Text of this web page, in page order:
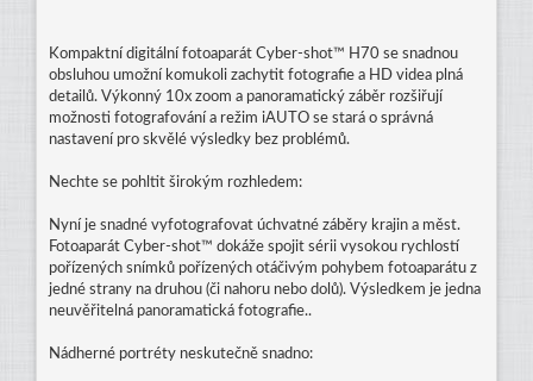
Kompaktní digitální fotoaparát Cyber-shot™ H70 se snadnou
obsluhou umožní komukoli zachytit fotografie a HD videa plná
detailů. Výkonný 10x zoom a panoramatický záběr rozšiřují
možnosti fotografování a režim iAUTO se stará o správná
nastavení pro skvělé výsledky bez problémů.
Nechte se pohltit širokým rozhledem:
Nyní je snadné vyfotografovat úchvatné záběry krajin a měst.
Fotoaparát Cyber-shot™ dokáže spojit sérii vysokou rychlostí
pořízených snímků pořízených otáčivým pohybem fotoaparátu z
jedné strany na druhou (či nahoru nebo dolů). Výsledkem je jedna
neuvěřitelná panoramatická fotografie..
Nádherné portréty neskutečně snadno: